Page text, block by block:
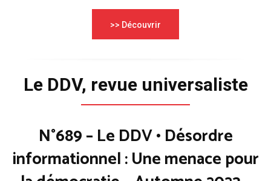
>> Découvrir
Le DDV, revue universaliste
N°689 – Le DDV • Désordre
informationnel : Une menace pour